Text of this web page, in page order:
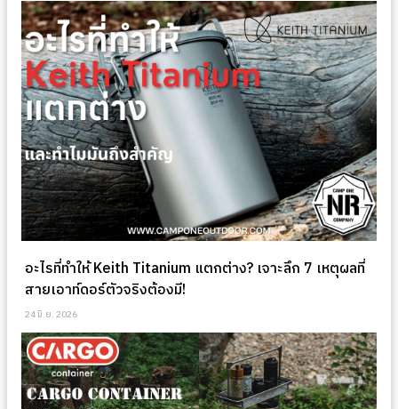
อะไรที่ทำให้ Keith Titanium แตกต่าง? เจาะลึก 7 เหตุผลที่
สายเอาท์ดอร์ตัวจริงต้องมี!
24 มิ.ย. 2026